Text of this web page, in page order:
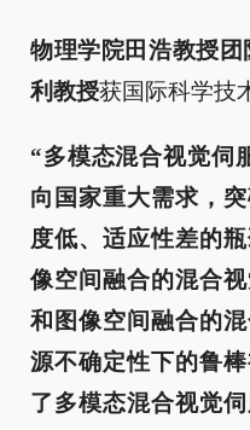
物理学院田浩教授团
利教授获国际科学技
“多模态混合视觉伺
向国家重大需求，
度低、适应性差的
像空间融合的混合
和图像空间融合的
源不确定性下的鲁
了多模态混合视觉